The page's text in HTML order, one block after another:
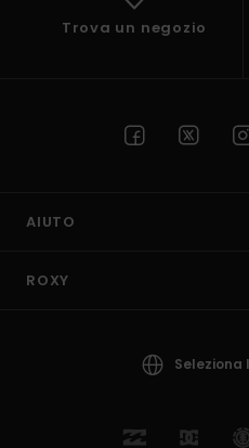
Trova un negozio
AIUTO
ROXY
Seleziona